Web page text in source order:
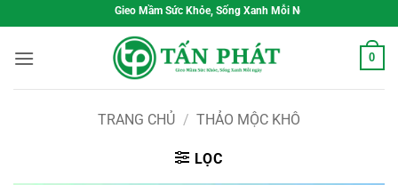
qua
nội
Gieo Mầm Sức Khỏe, Sống Xanh Mỗi Ngày
0
TRANG CHỦ / THẢO MỘC KHÔ
LỌC